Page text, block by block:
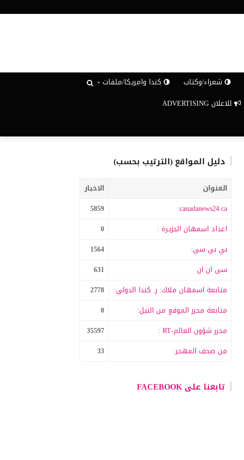
شعراء/وكتاب
كندا وامريكا/ملفات
للاعلان ADVERTISING
دليل المواقع (الترتيب بحسب)
العنوان
الاخبار
canadanews24.ca:
5859
اعداد اسمهان الجزيرة :
0
بي بي سي:
1564
سى ان ان
631
متابعة اسمهان ملاك: ر. كندا الدولي:
2778
متابعة محرر الموقع من النيل:
0
محرر شؤون العالم-RT :
35597
من صحف المهجر:
33
تابعنا على FACEBOOK